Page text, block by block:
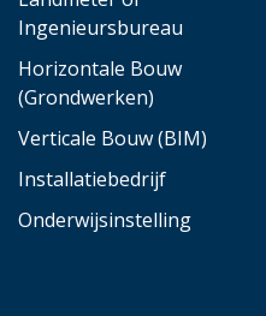
Ingenieursbureau
Horizontale Bouw
(Grondwerken)
Verticale Bouw (BIM)
Installatiebedrijf
Onderwijsinstelling